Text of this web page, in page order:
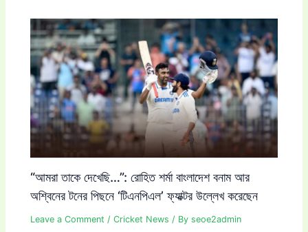
“আমরা তাকে দেখেছি…”: রোহিত শর্মা বাংলাদেশ বনাম আর
অশ্বিনের টনের পিছনে ‘টিএনপিএল’ ফ্যাক্টর উল্লেখ করেছেন
Leave a Comment /Cricket News / Byseoe2admin